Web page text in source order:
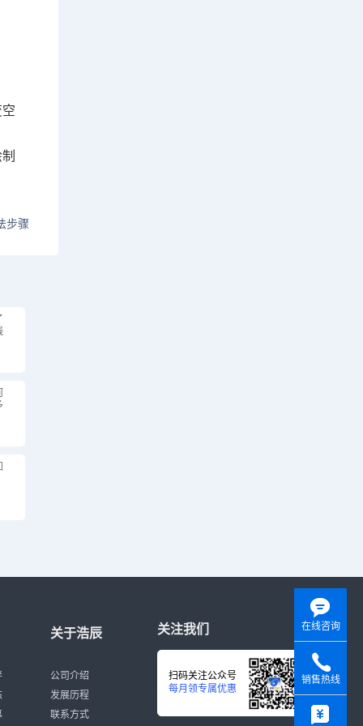
步骤
关于浩辰
公司介绍
发展历程
联系方式
关注我们
扫码关注公众号
每月领专属优惠
在线咨询
销售热线